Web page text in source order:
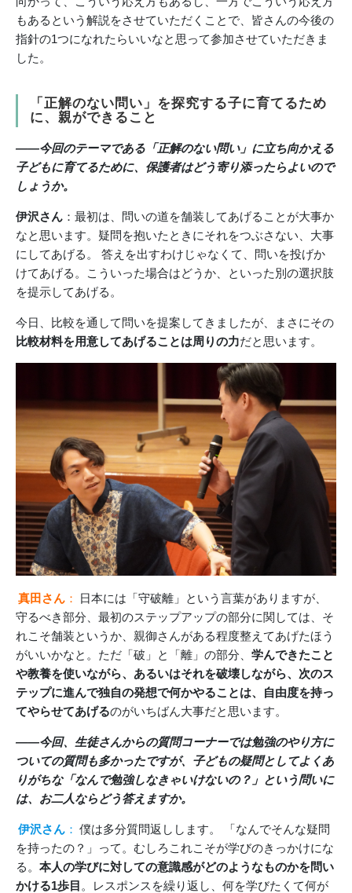
もあるという解説をさせていただくことで、皆さんの今後の
指針の1つになれたらいいなと思って参加させていただきま
した。
「正解のない問い」を探究する子に育てるため
に、親ができること
――今回のテーマである「正解のない問い」に立ち向かえる
子どもに育てるために、保護者はどう寄り添ったらよいので
しょうか。
伊沢さん ：最初は、問いの道を舗装してあげることが大事か
なと思います。疑問を抱いたときにそれをつぶさない、大事
にしてあげる。 答えを出すわけじゃなくて、問いを投げか
けてあげる。こういった場合はどうか、といった別の選択肢
を提示してあげる。
今日、比較を通して問いを提案してきましたが、まさにその
比較材料を用意してあげることは周りの力だと思います。
真田さん ：
日本には「守破離」という言葉がありますが、
守るべき部分、最初のステップアップの部分に関しては、そ
れこそ舗装というか、親御さんがある程度整えてあげたほう
がいいかなと。ただ「破」と「離」の部分、 学んできたこと
や教養を使いながら、あるいはそれを破壊しながら、次のス
テップに進んで独自の発想で何かやることは、自由度を持っ
てやらせてあげるのがいちばん大事だと思います。
――今回、生徒さんからの質問コーナーでは勉強のやり方に
ついての質問も多かったですが、子どもの疑問としてよくあ
りがちな「なんで勉強しなきゃいけないの？」という問いに
は、お二人ならどう答えますか。
伊沢さん ： 僕は多分質問返しします。 「なんでそんな疑問
を持ったの？」って。むしろこれこそが学びのきっかけにな
る。 本人の学びに対しての意識感がどのようなものかを問い
かける1歩目 。レスポンスを繰り返し、何を学びたくて何が